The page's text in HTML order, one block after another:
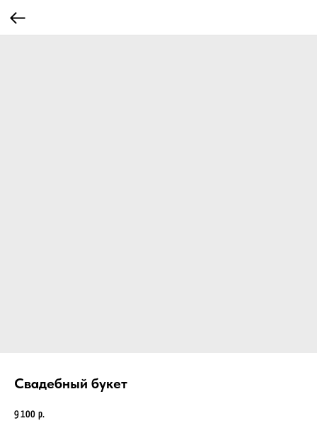
Свадебный букет
9 100 р.